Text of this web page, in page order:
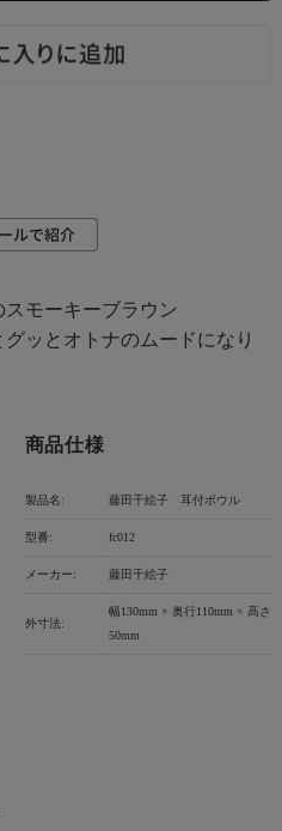
モーキーブラウン
ッとオトナのムードになり
商品仕様
製品名: 藤田千絵子 耳付ボウル
型番: fc012
メーカー: 藤田千絵子
外寸法:
幅130mm × 奥行110mm × 高さ
50mm